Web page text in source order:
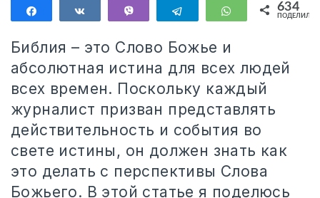
ПоделитьсяПоделиться Telegram WhatsApp
634
Библия – это Слово Божье и
абсолютная истина для всех людей
всех времен. Поскольку каждый
журналист призван представлять
действительность и события во
свете истины, он должен знать как
это делать с перспективы Слова
Божьего. В этой статье я поделюсь